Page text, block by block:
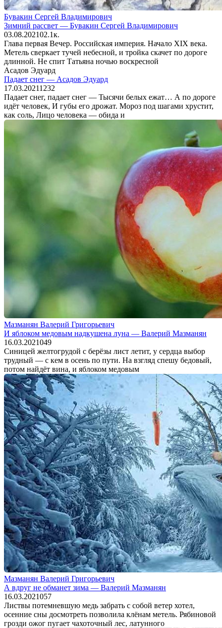
Бувакин Сергей Владимирович
Зимний рассвет — Бувакин Сергей Владимирович
03.08.202102.1к.
Глава первая Вечер. Российская империя. Начало XIX века.
Метель сверкает тучей небесной, и тройка скачет по дороге
длинной. Не спит Татьяна ночью воскресной
Асадов Эдуард
Падает снег — Асадов Эдуард
17.03.20211 232
Падает снег, падает снег — Тысячи белых ежат… А по дороге
идёт человек, И губы его дрожат. Мороз под шагами хрустит,
как соль, Лицо человека — обида и
Мазманян Валерий Григорьевич
И яблоком медовым надкушена луна — Валерий Мазманян
16.03.2021049
Синицей желтогрудой с берёзы лист летит, у сердца выбор
трудный — с кем в осень по пути. На взгляд спешу бедовый,
потом найдёт вина, и яблоком медовым
Мазманян Валерий Григорьевич
А вдруг не обманет зима — Валерий Мазманян
16.03.2021057
Листвы потемневшую медь забрать с собой ветер хотел,
осенние сны досмотреть позволила клёнам метель. Рябиновой
грозди ожог пугает чахоточный лес, латунного